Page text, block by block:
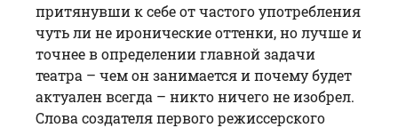
притянувши к себе от частого употребления
чуть ли не иронические оттенки, но лучше и
точнее в определении главной задачи
театра – чем он занимается и почему будет
актуален всегда – никто ничего не изобрел.
Слова создателя первого режиссерского